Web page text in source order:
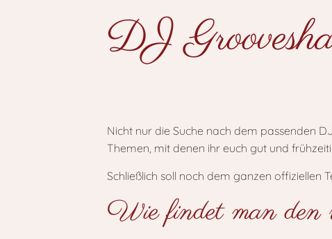
DJ
Nicht nur die Suche nach dem passenden
Themen, mit denen ihr euch gut und
Schließlich soll noch dem ganzen offiziellen
Wie findet man den